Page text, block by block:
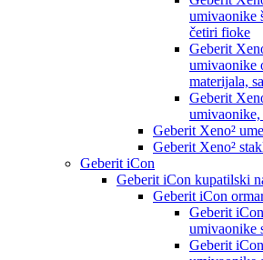
umivaonike
četiri fioke
Geberit
umivaonike
materijala,
Geberit
umivaonike,
Geberit Xeno²
Geberit Xeno²
Geberit iCon
Geberit iCon kupatilski
Geberit iCon
Geberit
umivaonike
Geberit